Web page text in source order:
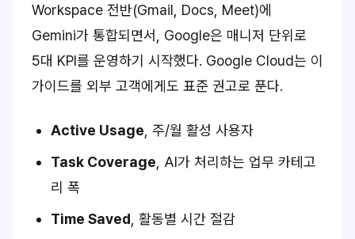
Workspace 전반(Gmail, Docs, Meet)에
Gemini가 통합되면서, Google은 매니저 단위로
5대 KPI를 운영하기 시작했다. Google Cloud는 이
가이드를 외부 고객에게도 표준 권고로 푼다.
Active Usage , 주/월 활성 사용자
Task Coverage , AI가 처리하는 업무 카테고
리 폭
Time Saved , 활동별 시간 절감